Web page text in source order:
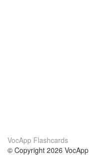
VocApp Flashcards
© Copyright 2026 VocApp